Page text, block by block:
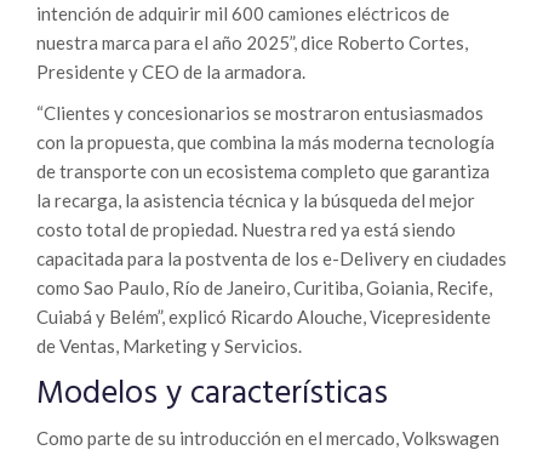
intención de adquirir mil 600 camiones eléctricos de
nuestra marca para el año 2025”, dice Roberto Cortes,
Presidente y CEO de la armadora.
“Clientes y concesionarios se mostraron entusiasmados
con la propuesta, que combina la más moderna tecnología
de transporte con un ecosistema completo que garantiza
la recarga, la asistencia técnica y la búsqueda del mejor
costo total de propiedad. Nuestra red ya está siendo
capacitada para la postventa de los e-Delivery en ciudades
como Sao Paulo, Río de Janeiro, Curitiba, Goiania, Recife,
Cuiabá y Belém”, explicó Ricardo Alouche, Vicepresidente
de Ventas, Marketing y Servicios.
Modelos y características
Como parte de su introducción en el mercado, Volkswagen